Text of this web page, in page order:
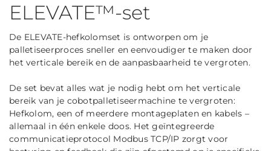
ELEVATE™-set
De ELEVATE-hefkolomset is ontworpen om je
palletiseerproces sneller en eenvoudiger te maken door
het verticale bereik en de aanpasbaarheid te vergroten.
De set bevat alles wat je nodig hebt om het verticale
bereik van je cobotpalletiseermachine te vergroten:
Hefkolom, een of meerdere montageplaten en kabels –
allemaal in één enkele doos. Het geïntegreerde
communicatieprotocol Modbus TCP/IP zorgt voor